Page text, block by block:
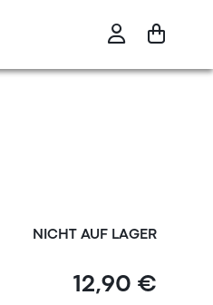
NICHT AUF LAGER
12,90 €